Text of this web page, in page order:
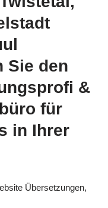
Sie den
&
für
in Ihrer
Übersetzungen,